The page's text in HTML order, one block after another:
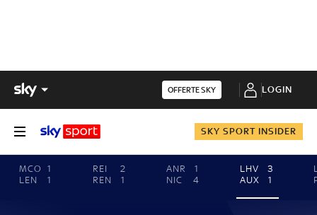
OFFERTE SKY LOGIN
SKY SPORT INSIDER
MCO
1
LEN
1
REI
2
REN
1
ANR
1
NIC
4
LHV
3
AUX
1